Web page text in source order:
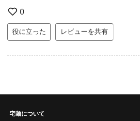
0
役に立った レビューを共有
宅麺について